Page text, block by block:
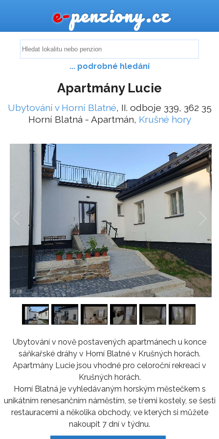
e-penziony.cz
... podrobné hledání
Apartmány Lucie
Ubytování v Horní Blatné, II. odboje 339, 362 35
Horní Blatná - Apartmán, Krušné hory
1/8
Ubytování v nově postavených apartmánech u konce
sáňkařské dráhy v Horní Blatné v Krušných horách.
Apartmány Lucie jsou vhodné pro celoroční rekreaci v
Krušných horách.
Horní Blatná je vyhledávaným horským městečkem s
unikátním renesančním náměstím, se třemi kostely, se šesti
restauracemi a několika obchody, ve kterých si můžete
nakoupit 7 dní v týdnu.